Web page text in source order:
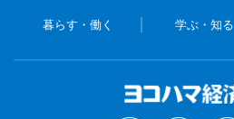
暮らす・働く 学ぶ・知る